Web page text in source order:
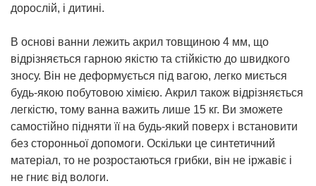
дорослій, і дитині.
В основі ванни лежить акрил товщиною 4 мм, що
відрізняється гарною якістю та стійкістю до швидкого
зносу. Він не деформується під вагою, легко миється
будь-якою побутовою хімією. Акрил також відрізняється
легкістю, тому ванна важить лише 15 кг. Ви зможете
самостійно підняти її на будь-який поверх і встановити
без сторонньої допомоги. Оскільки це синтетичний
матеріал, то не розростаються грибки, він не іржавіє і
не гниє від вологи.